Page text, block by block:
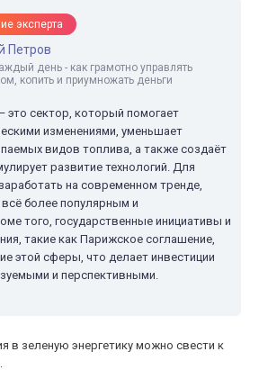
эксперта
Петров
день - как грамотно управлять
копить и приумножать деньги
это сектор, который помогает
изменениями, уменьшает
видов топлива, а также создаёт
развитие технологий. Для
на современном тренде,
более популярным и
того, государственные инициативы и
такие как Парижское соглашение,
этой сферы, что делает инвестиции
и перспективными.
в зеленую энергетику можно свести к